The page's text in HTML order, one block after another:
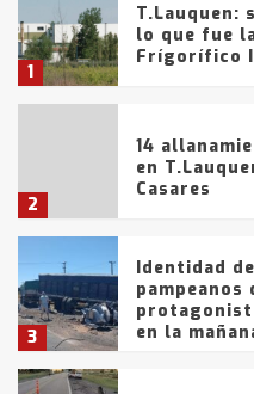
1
T.Lauquen:
lo que fue
Frígorífico
2
14
en
Casares
3
Identidad
pampeanos
en la